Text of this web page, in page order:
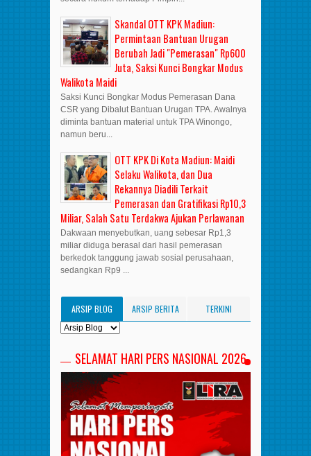
Skandal OTT KPK Madiun:
Permintaan Bantuan Urugan
Berubah Jadi "Pemerasan" Rp600
Juta, Saksi Kunci Bongkar Modus
Walikota Maidi
Saksi Kunci Bongkar Modus Pemerasan Dana
CSR yang Dibalut Bantuan Urugan TPA. Awalnya
diminta bantuan material untuk TPA Winongo,
namun beru...
OTT KPK Di Kota Madiun: Maidi
Selaku Walikota, dan Dua
Rekannya Diadili Terkait
Pemerasan dan Gratifikasi Rp10,3
Miliar, Salah Satu Terdakwa Ajukan Perlawanan
Dakwaan menyebutkan, uang sebesar Rp1,3
miliar diduga berasal dari hasil pemerasan
berkedok tanggung jawab sosial perusahaan,
sedangkan Rp9 ...
ARSIP BLOG ARSIP BERITA TERKINI
SELAMAT HARI PERS NASIONAL 2026